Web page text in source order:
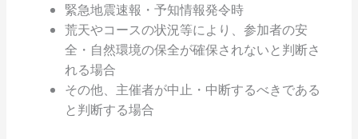
緊急地震速報・予知情報発令時
荒天やコースの状況等により、参加者の安
全・自然環境の保全が確保されないと判断さ
れる場合
その他、主催者が中止・中断するべきである
と判断する場合